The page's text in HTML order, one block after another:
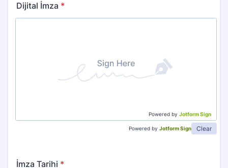
Dijital İmza *
Powered by Jotform Sign
Powered by Jotform Sign Clear
İmza Tarihi *